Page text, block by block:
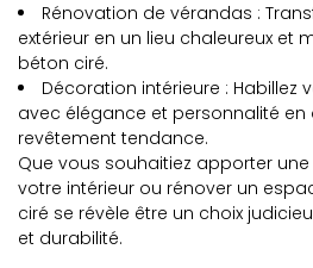
Rénovation de vérandas :
extérieur en un lieu chaleureux et
béton ciré.
Décoration intérieure : Habillez
avec élégance et personnalité
revêtement tendance.
Que vous souhaitiez apporter
votre intérieur ou rénover un
ciré se révèle être un choix
et durabilité.